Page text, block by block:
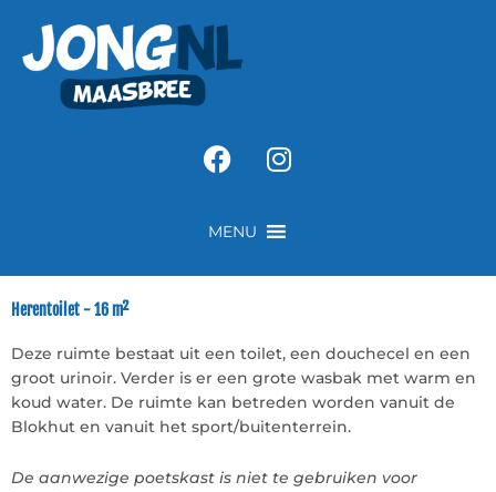
FacebookInstagram
MENU
Herentoilet - 16 m²
Deze ruimte bestaat uit een toilet, een douchecel en een
groot urinoir. Verder is er een grote wasbak met warm en
koud water. De ruimte kan betreden worden vanuit de
Blokhut en vanuit het sport/buitenterrein.
De aanwezige poetskast is niet te gebruiken voor